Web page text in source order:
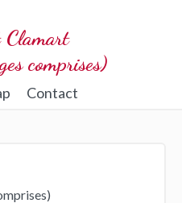
Clamart
comprises)
Contact